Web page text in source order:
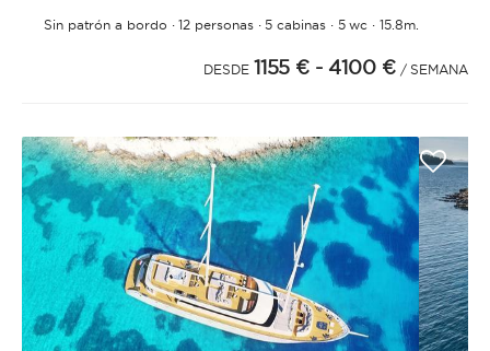
Sin patrón a bordo ·12 personas·5 cabinas· 5 wc ·15.8m.
DESDE 1155 € - 4100 € / SEMANA